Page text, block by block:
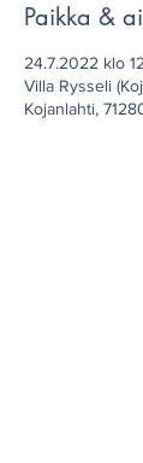
Paikka &
24.7.2022 klo
Villa Rysseli
Kojanlahti,